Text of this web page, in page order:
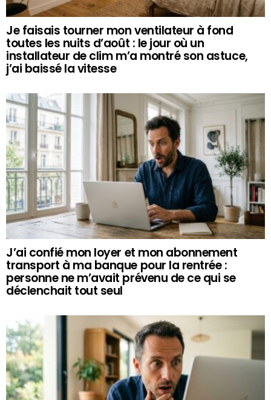
Je faisais tourner mon ventilateur à fond
toutes les nuits d’août : le jour où un
installateur de clim m’a montré son astuce,
j’ai baissé la vitesse
J’ai confié mon loyer et mon abonnement
transport à ma banque pour la rentrée :
personne ne m’avait prévenu de ce qui se
déclenchait tout seul